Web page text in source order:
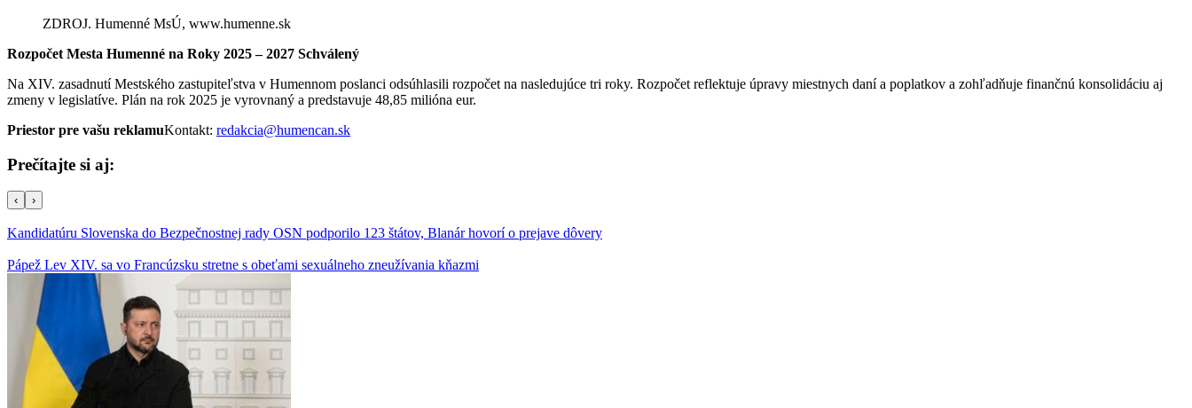
ZDROJ. Humenné MsÚ, www.humenne.sk
Rozpočet Mesta Humenné na Roky 2025 – 2027 Schválený
Na XIV. zasadnutí Mestského zastupiteľstva v Humennom poslanci odsúhlasili rozpočet na nasledujúce tri roky. Rozpočet reflektuje úpravy miestnych daní a poplatkov a zohľadňuje finančnú konsolidáciu aj
zmeny v legislatíve. Plán na rok 2025 je vyrovnaný a predstavuje 48,85 milióna eur.
Priestor pre vašu reklamuKontakt: redakcia@humencan.sk
Prečítajte si aj:
‹ ›
Kandidatúru Slovenska do Bezpečnostnej rady OSN podporilo 123 štátov, Blanár hovorí o prejave dôvery
Pápež Lev XIV. sa vo Francúzsku stretne s obeťami sexuálneho zneužívania kňazmi